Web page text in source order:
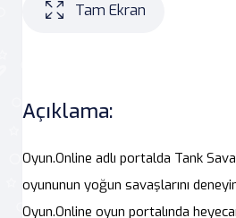
Tam Ekran
Açıklama:
Oyun.Online adlı portalda Tank
oyununun yoğun savaşlarını
Oyun.Online oyun portalında